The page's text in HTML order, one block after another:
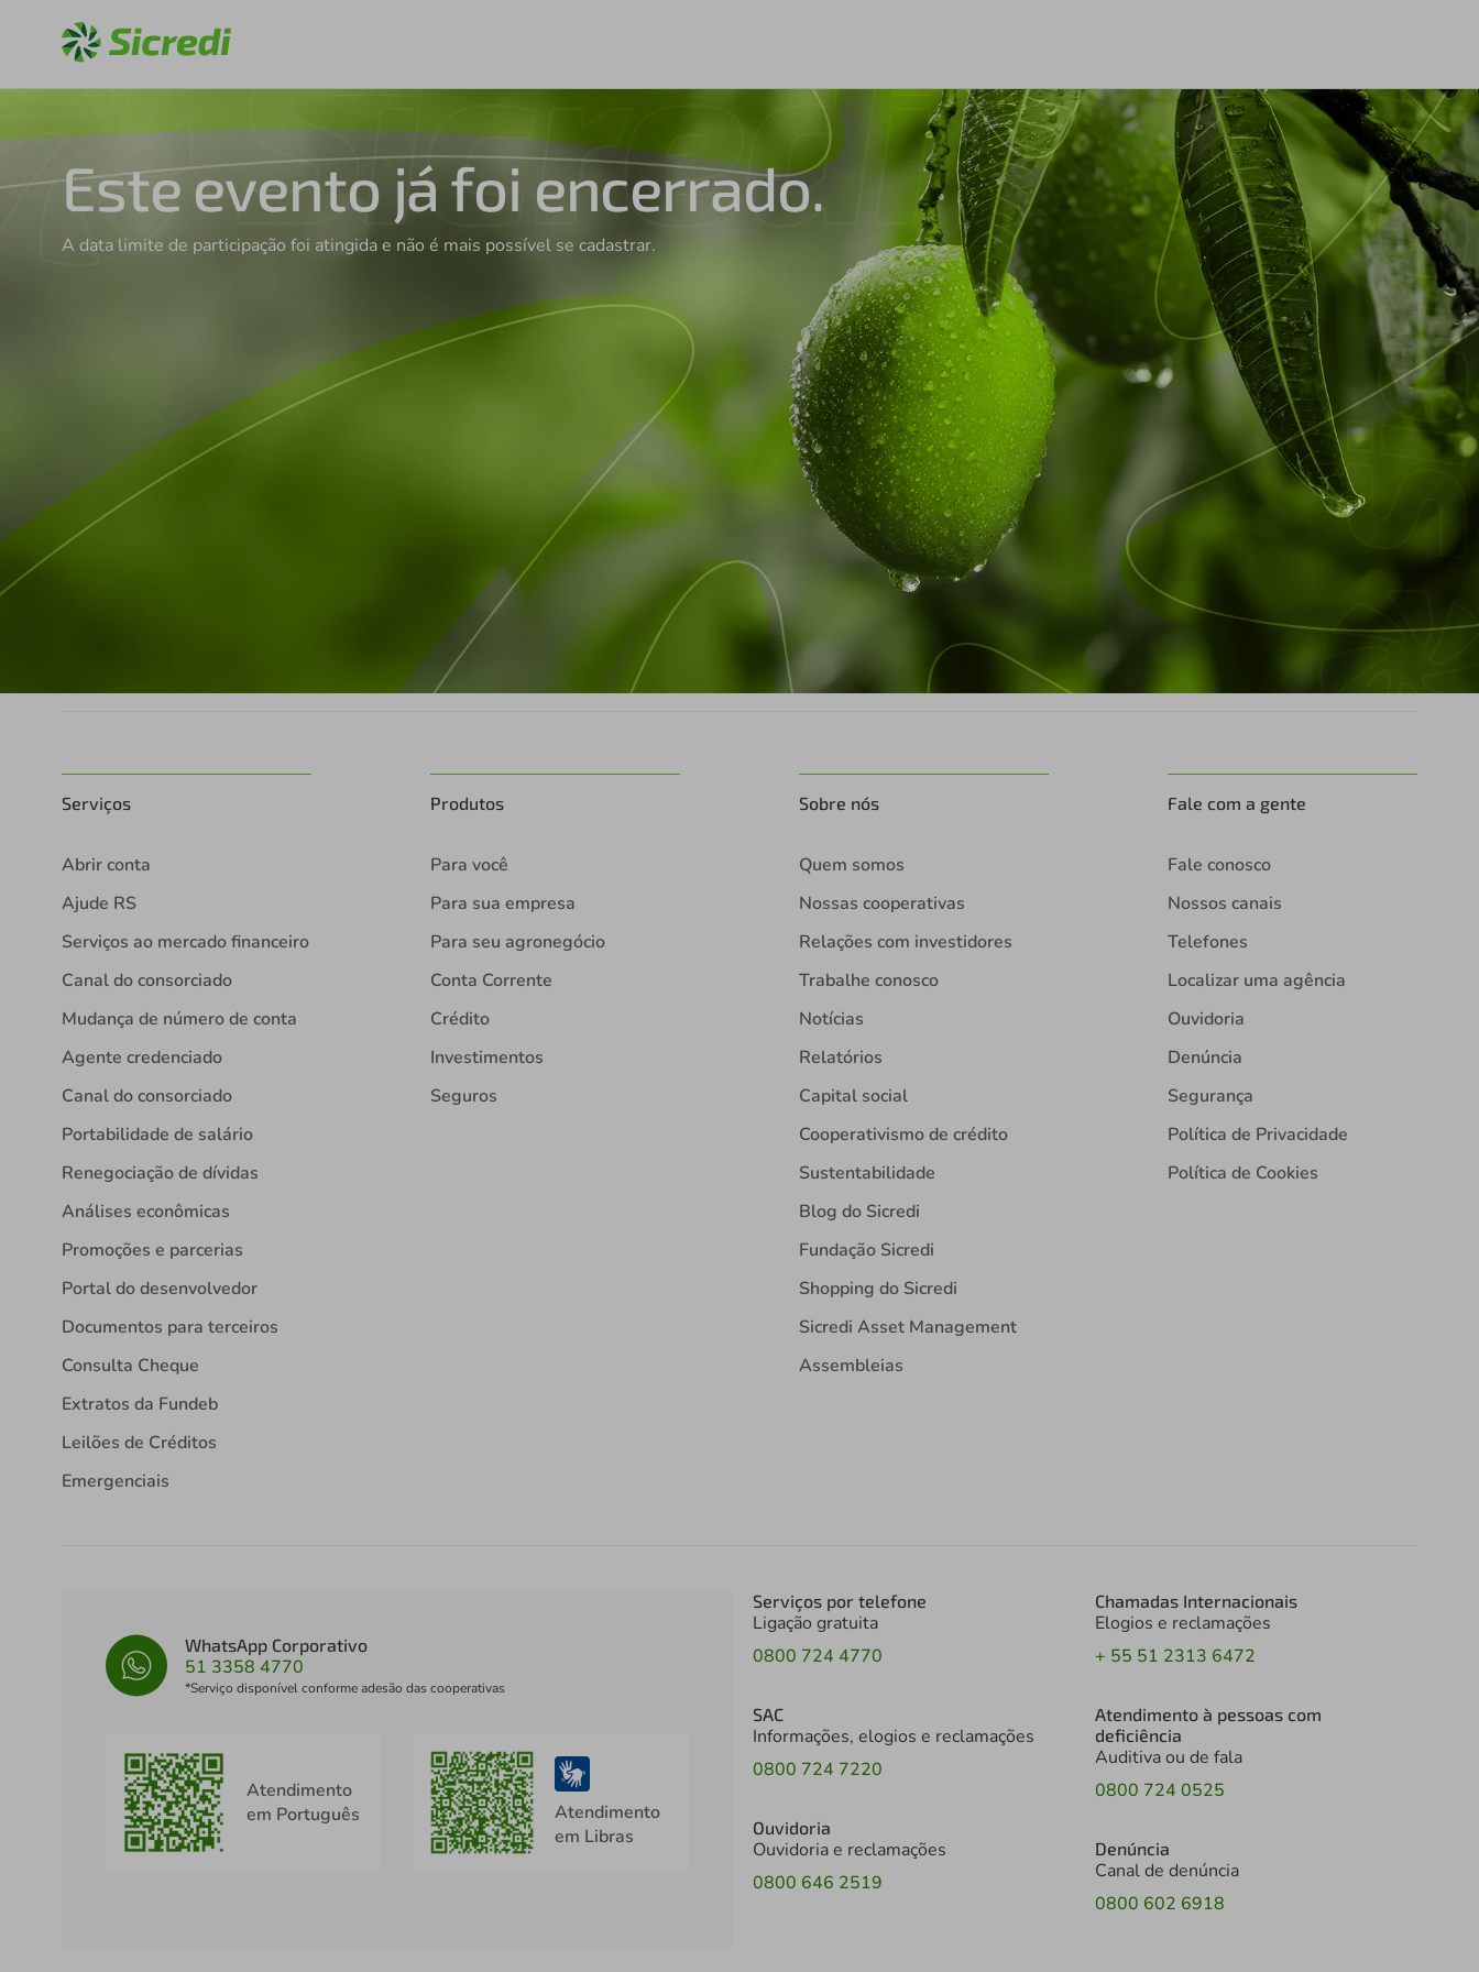
Este evento já foi encerrado.
A data limite de participação foi atingida e não é mais possível se cadastrar.
Serviços
Abrir conta
Ajude RS
Serviços ao mercado financeiro
Canal do consorciado
Mudança de número de conta
Agente credenciado
Canal do consorciado
Portabilidade de salário
Renegociação de dívidas
Análises econômicas
Promoções e parcerias
Portal do desenvolvedor
Documentos para terceiros
Consulta Cheque
Extratos da Fundeb
Leilões de Créditos
Emergenciais
Produtos
Para você
Para sua empresa
Para seu agronegócio
Conta Corrente
Crédito
Investimentos
Seguros
Sobre nós
Quem somos
Nossas cooperativas
Relações com investidores
Trabalhe conosco
Notícias
Relatórios
Capital social
Cooperativismo de crédito
Sustentabilidade
Blog do Sicredi
Fundação Sicredi
Shopping do Sicredi
Sicredi Asset Management
Assembleias
Fale com a gente
Fale conosco
Nossos canais
Telefones
Localizar uma agência
Ouvidoria
Denúncia
Segurança
Política de Privacidade
Política de Cookies
WhatsApp Corporativo
51 3358 4770
*Serviço disponível conforme adesão das cooperativas
Atendimento
em Português
Atendimento
em Libras
Serviços por telefone
Ligação gratuita
0800 724 4770
SAC
Informações, elogios e reclamações
0800 724 7220
Ouvidoria
Ouvidoria e reclamações
0800 646 2519
Chamadas Internacionais
Elogios e reclamações
+ 55 51 2313 6472
Atendimento à pessoas com
deficiência
Auditiva ou de fala
0800 724 0525
Denúncia
Canal de denúncia
0800 602 6918